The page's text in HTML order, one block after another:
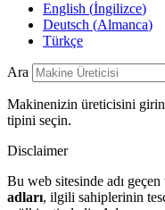
English (İngilizce)
Deutsch (Almanca)
Türkçe
Ara
Makinenizin üreticisini
tipini seçin.
Disclaimer
Bu web sitesinde adı geçen
adları, ilgili sahiplerinin